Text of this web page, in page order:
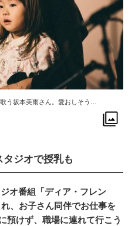
う坂本美雨さん。愛おしそう…
ジオで授乳も
オ番組「ディア・フレン
、お子さん同伴でお仕事を
預けず、職場に連れて行こう